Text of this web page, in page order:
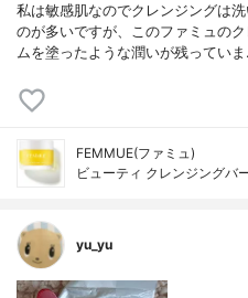
私は敏感肌なのでクレンジングは
のが多いですが、このファミュの
ムを塗ったような潤いが残ってい
FEMMUE(ファミュ)
ビューティ クレンジングバ
yu_yu